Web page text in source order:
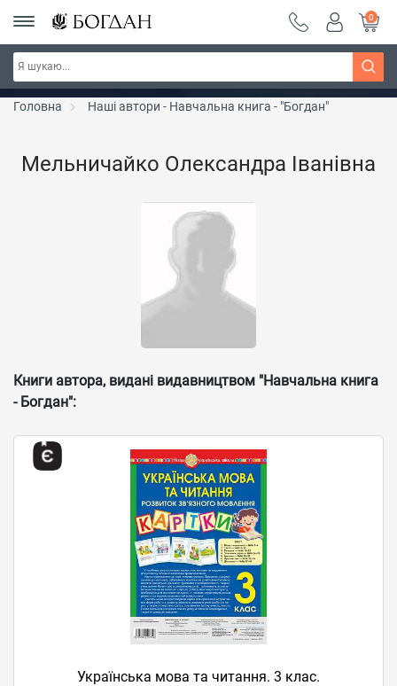
РОЗПРОДАЖ ~ 150 грн ~ 200 грн ~ 250 грн ~
300 грн ~ РОЗПРОДАЖ
Дізнатись більше
0
Головна Наші автори - Навчальна книга - "Богдан"
Мельничайко Олександра Іванівна
Книги автора, видані видавництвом "Навчальна книга
- Богдан":
Українська мова та читання. 3 клас.